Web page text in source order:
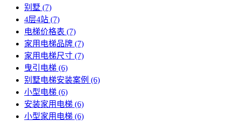
别墅 (7)
4层4站 (7)
电梯价格表 (7)
家用电梯品牌 (7)
家用电梯尺寸 (7)
曳引电梯 (6)
别墅电梯安装案例 (6)
小型电梯 (6)
安装家用电梯 (6)
小型家用电梯 (6)